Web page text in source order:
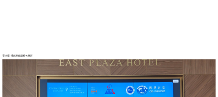
雷内塔·博然科娃副校长致辞